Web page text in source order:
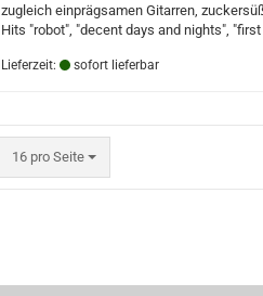
zugleich einprägsamen Gitarren,
Hits "robot", "decent days and nights",
Lieferzeit: sofort lieferbar
16 pro Seite
pro Seite